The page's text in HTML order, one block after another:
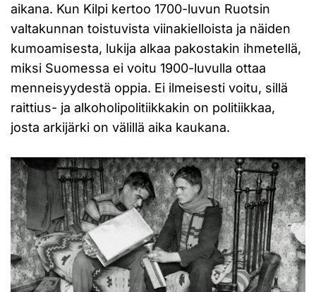
aikana. Kun Kilpi kertoo 1700-luvun Ruotsin
valtakunnan toistuvista viinakielloista ja näiden
kumoamisesta, lukija alkaa pakostakin ihmetellä,
miksi Suomessa ei voitu 1900-luvulla ottaa
menneisyydestä oppia. Ei ilmeisesti voitu, sillä
raittius- ja alkoholipolitiikkakin on politiikkaa,
josta arkijärki on välillä aika kaukana.